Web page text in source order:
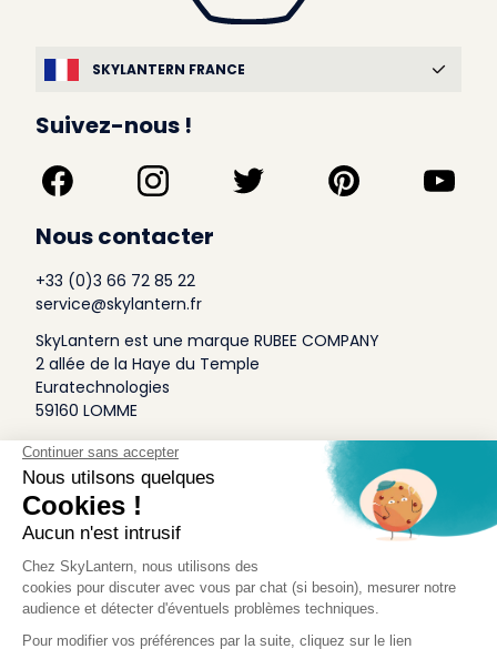
SKYLANTERN FRANCE
Suivez-nous !
Nous contacter
+33 (0)3 66 72 85 22
service@skylantern.fr
SkyLantern est une marque RUBEE COMPANY
2 allée de la Haye du Temple
Euratechnologies
59160 LOMME
A Propos
Qui sommes-nous
Conditions générales de Vente
Mentions légales
Politique Antispam